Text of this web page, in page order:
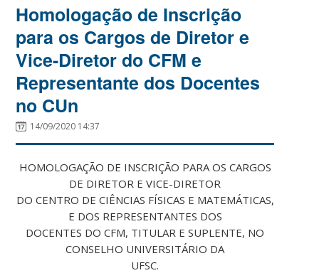
Homologação de Inscrição
para os Cargos de Diretor e
Vice-Diretor do CFM e
Representante dos Docentes
no CUn
14/09/2020 14:37
HOMOLOGAÇÃO DE INSCRIÇÃO PARA OS CARGOS
DE DIRETOR E VICE-DIRETOR
DO CENTRO DE CIÊNCIAS FÍSICAS E MATEMÁTICAS,
E DOS REPRESENTANTES DOS
DOCENTES DO CFM, TITULAR E SUPLENTE, NO
CONSELHO UNIVERSITÁRIO DA
UFSC.